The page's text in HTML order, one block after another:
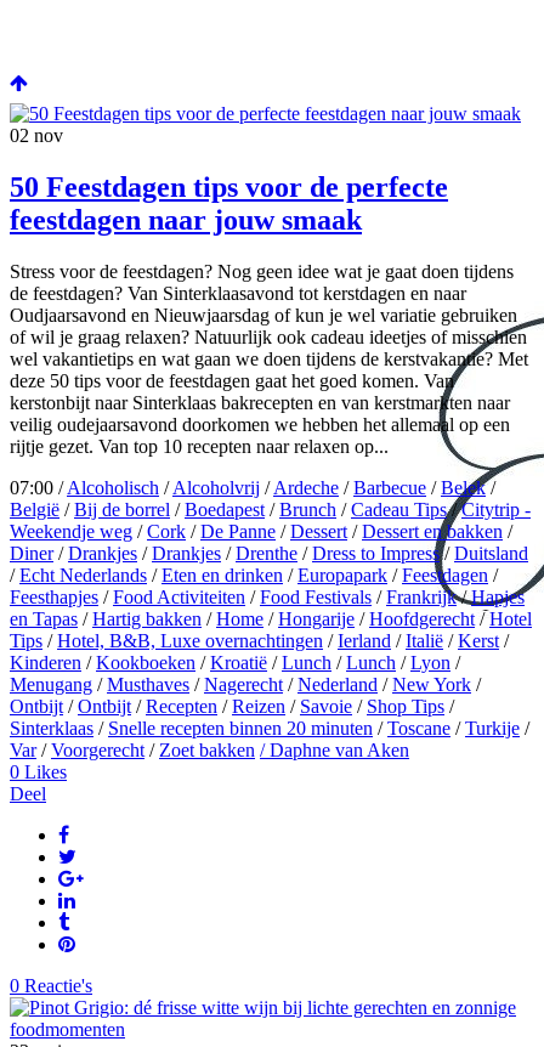
02 nov
50 Feestdagen tips voor de perfecte
feestdagen naar jouw smaak
Stress voor de feestdagen? Nog geen idee wat je gaat doen tijdens
de feestdagen? Van Sinterklaasavond tot kerstdagen en naar
Oudjaarsavond en Nieuwjaarsdag of kun je wel variatie gebruiken
of wil je graag relaxen? Natuurlijk ook cadeau ideetjes of misschien
wel vakantietips en wat gaan we doen tijdens de kerstvakantie? Met
deze 50 tips voor de feestdagen gaat het goed komen. Van
kerstonbijt naar Sinterklaas bakrecepten en van kerstmarkten naar
veilig oudejaarsavond doorkomen we hebben het allemaal op een
rijtje gezet. Van top 10 recepten naar relaxen op...
07:00 /Alcoholisch /Alcoholvrij /Ardeche /Barbecue /Belek/
België /Bij de borrel /Boedapest /Brunch /Cadeau Tips/Citytrip -
Weekendje weg /Cork /De Panne /Dessert /Dessert en bakken /
Diner/Drankjes /Drankjes /Drenthe /Dress to Impress/Duitsland
/Echt Nederlands /Eten en drinken /Europapark /Feestdagen /
Feesthapjes /Food Activiteiten /Food Festivals /Frankrijk/Hapjes
en Tapas /Hartig bakken /Home /Hongarije /Hoofdgerecht /Hotel
Tips /Hotel, B&B, Luxe overnachtingen /Ierland /Italië /Kerst /
Kinderen /Kookboeken /Kroatië /Lunch /Lunch /Lyon /
Menugang /Musthaves /Nagerecht /Nederland /New York /
Ontbijt /Ontbijt /Recepten /Reizen / Savoie / Shop Tips /
Sinterklaas / Snelle recepten binnen 20 minuten /Toscane /Turkije /
Var/Voorgerecht / Zoet bakken / Daphne van Aken
0 Likes
Deel
0 Reactie's